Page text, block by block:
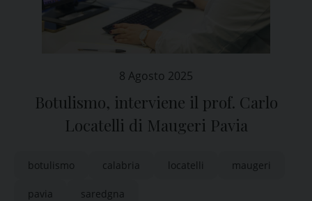
8 Agosto 2025
Botulismo, interviene il prof. Carlo
Locatelli di Maugeri Pavia
botulismo calabria locatelli maugeri
pavia saredgna